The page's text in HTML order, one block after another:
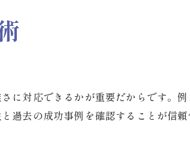
意点
を解説
場
に対応できるかが重要だからです。
過去の成功事例を確認することが信